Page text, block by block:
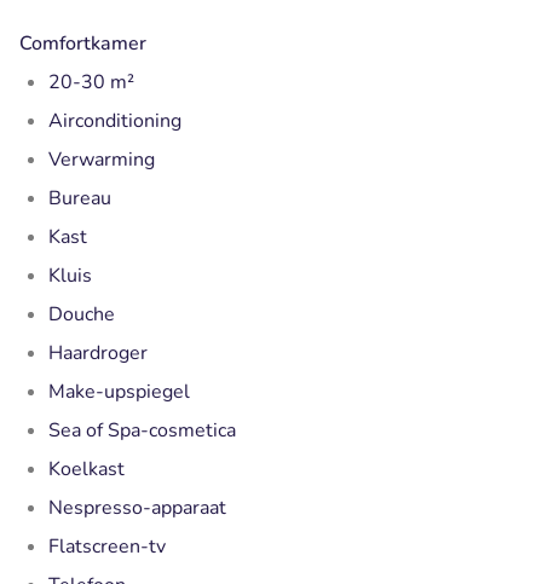
Comfortkamer
20-30 m²
Airconditioning
Verwarming
Bureau
Kast
Kluis
Douche
Haardroger
Make-upspiegel
Sea of Spa-cosmetica
Koelkast
Nespresso-apparaat
Flatscreen-tv